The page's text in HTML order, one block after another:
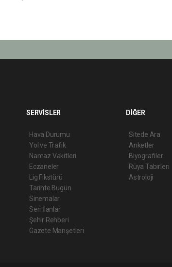
SERVİSLER
Hava Durumu
Yol ve Trafik
Namaz Vakitleri
Eczaneler
Lig Fikstürü
Tarihte Bugün
Sinemalar
Seri İlanlar
Şehir Rehberi
Gazete Manşetleri
DİĞER
Sitede Ara
Anketler
Biyografiler
Rüya Tabirleri
Astroloji